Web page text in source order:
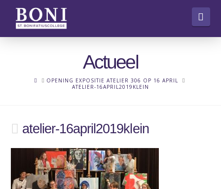
Actueel
HOMEOPENING EXPOSITIE ATELIER 306 OP 16 APRIL
ATELIER-16APRIL2019KLEIN
atelier-16april2019klein